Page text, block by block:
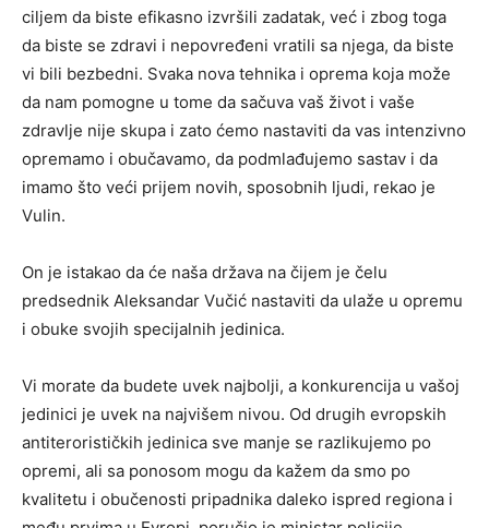
ciljem da biste efikasno izvršili zadatak, već i zbog toga
da biste se zdravi i nepovređeni vratili sa njega, da biste
vi bili bezbedni. Svaka nova tehnika i oprema koja može
da nam pomogne u tome da sačuva vaš život i vaše
zdravlje nije skupa i zato ćemo nastaviti da vas intenzivno
opremamo i obučavamo, da podmlađujemo sastav i da
imamo što veći prijem novih, sposobnih ljudi, rekao je
Vulin.
On je istakao da će naša država na čijem je čelu
predsednik Aleksandar Vučić nastaviti da ulaže u opremu
i obuke svojih specijalnih jedinica.
Vi morate da budete uvek najbolji, a konkurencija u vašoj
jedinici je uvek na najvišem nivou. Od drugih evropskih
antiterorističkih jedinica sve manje se razlikujemo po
opremi, ali sa ponosom mogu da kažem da smo po
kvalitetu i obučenosti pripadnika daleko ispred regiona i